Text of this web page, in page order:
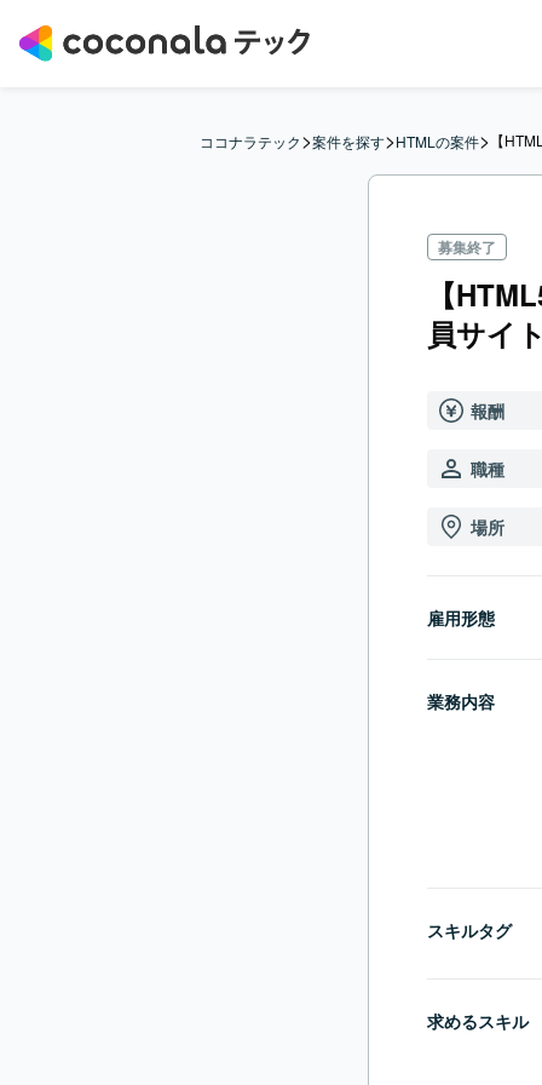
ココナラテック>案件を探す>HTMLの案件> 【
募集終了
【
員サイ
報酬
職種
場所
雇用形態
業務内容
スキルタグ
求めるスキル